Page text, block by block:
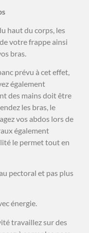
haut du corps, les
votre frappe ainsi
bras.
prévu à cet effet,
également
des mains doit être
les bras, le
vos abdos lors de
également
le permet tout en
pectoral et pas plus
énergie.
travaillez sur des